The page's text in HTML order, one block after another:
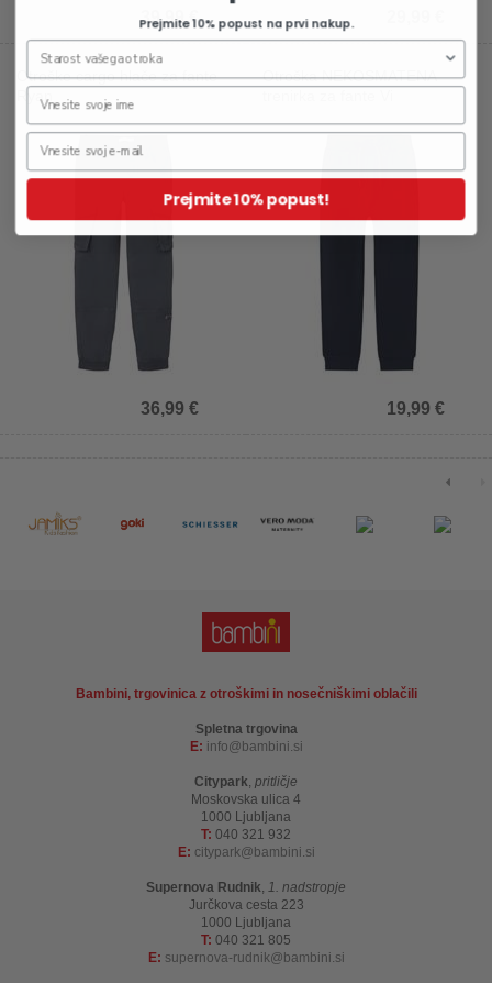
39,99 €
Otroške cargo hlače za fante
Ryan
36,99 €
Otroška NEKOSMATENA
19,99 €
Bambini, trgovinica z otroškimi in nosečniškimi oblačili
Spletna trgovina
E: info bambini.si
Citypark, pritličje
Moskovska ulica 4
1000 Ljubljana
T: 040 321 932
E: citypark bambini.si
Supernova Rudnik, 1. nadstropje
Jurčkova cesta 223
1000 Ljubljana
T: 040 321 805
E: supernova-rudnik bambini.si
Prejmite 10% popust na prvi nakup.
Prejmite 10% popust!